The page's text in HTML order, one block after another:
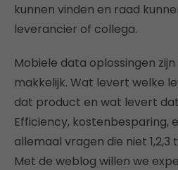
kunnen vinden en raad
leverancier of collega.
Mobiele data oplossingen
makkelijk. Wat levert welke
dat product en wat levert
Efficiency, kostenbesparing,
allemaal vragen die niet
Met de weblog willen we